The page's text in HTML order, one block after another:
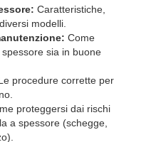
Caratteristiche,
modelli.
Come
sia in buone
procedure corrette per
proteggersi dai rischi
a spessore (schegge,